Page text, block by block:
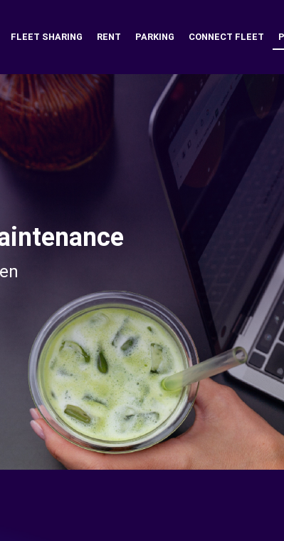
FLEET SHARING RENT PARKING CONNECT FLEET